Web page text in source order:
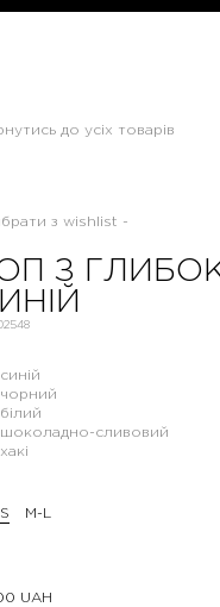
до усіх товарів
з wishlist -
З
синій
чорний
білий
шоколадно-сливовий
хакі
M-L
UAH